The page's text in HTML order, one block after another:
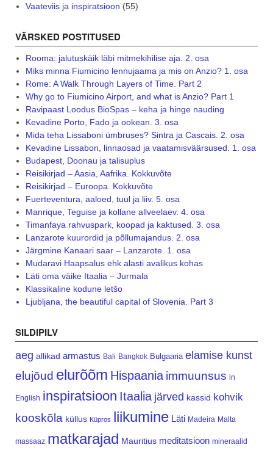
Vaateviis ja inspiratsioon (55)
VÄRSKED POSTITUSED
Rooma: jalutuskäik läbi mitmekihilise aja. 2. osa
Miks minna Fiumicino lennujaama ja mis on Anzio? 1. osa
Rome: A Walk Through Layers of Time. Part 2
Why go to Fiumicino Airport, and what is Anzio? Part 1
Ravipaast Loodus BioSpas – keha ja hinge nauding
Kevadine Porto, Fado ja ookean. 3. osa
Mida teha Lissaboni ümbruses? Sintra ja Cascais. 2. osa
Kevadine Lissabon, linnaosad ja vaatamisväärsused. 1. osa
Budapest, Doonau ja talisuplus
Reisikirjad – Aasia, Aafrika. Kokkuvõte
Reisikirjad – Euroopa. Kokkuvõte
Fuerteventura, aaloed, tuul ja liiv. 5. osa
Manrique, Teguise ja kollane allveelaev. 4. osa
Timanfaya rahvuspark, koopad ja kaktused. 3. osa
Lanzarote kuurordid ja põllumajandus. 2. osa
Järgmine Kanaari saar – Lanzarote. 1. osa
Mudaravi Haapsalus ehk alasti avalikus kohas
Läti oma väike Itaalia – Jurmala
Klassikaline kodune letšo
Ljubljana, the beautiful capital of Slovenia. Part 3
SILDIPILV
aeg allikad armastus Bali Bangkok Bulgaaria elamise kunst
elujõud elurõõm Hispaania immuunsus in
English inspiratsioon Itaalia järved kassid kohvik
kooskõla küllus Küpros liikumine Läti Madeira Malta
massaaz matkarajad Mauritius meditatsioon mineraalid